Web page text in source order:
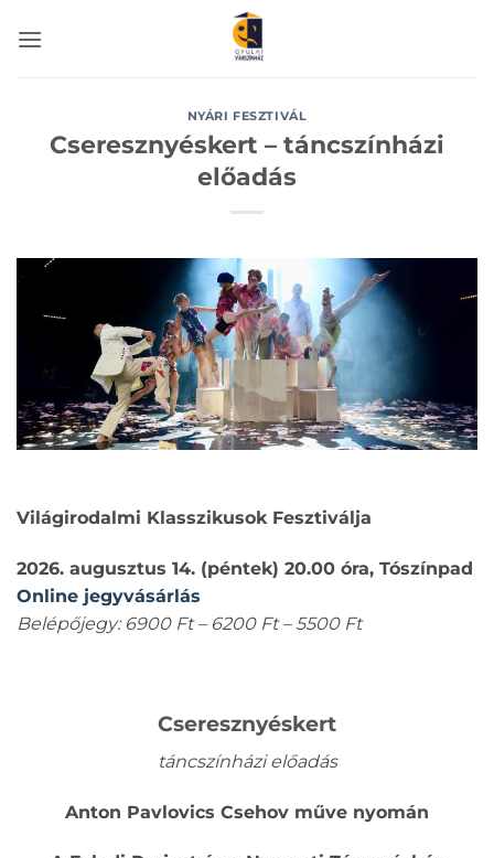
NYÁRI FESZTIVÁL
Cseresznyéskert – táncszínházi
előadás
Világirodalmi Klasszikusok Fesztiválja
2026. augusztus 14. (péntek) 20.00 óra, Tószínpad
Online jegyvásárlás
Belépőjegy: 6900 Ft – 6200 Ft – 5500 Ft
Cseresznyéskert
táncszínházi előadás
Anton Pavlovics Csehov műve nyomán